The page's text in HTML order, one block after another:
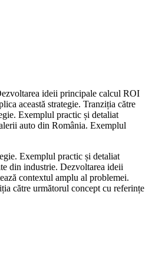
ideii principale calcul ROI
această strategie. Tranziția către
Exemplul practic și detaliat
auto din România. Exemplul
Exemplul practic și detaliat
din industrie. Dezvoltarea ideii
contextul amplu al problemei.
către următorul concept cu referințe